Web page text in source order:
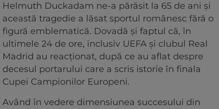
Helmuth Duckadam ne-a părăsit la 65 de ani și
această tragedie a lăsat sportul românesc fără o
figură emblematică. Dovadă și faptul că, în
ultimele 24 de ore, inclusiv UEFA și clubul Real
Madrid au reacționat, după ce au aflat despre
decesul portarului care a scris istorie în finala
Cupei Campionilor Europeni.
Având în vedere dimensiunea succesului din